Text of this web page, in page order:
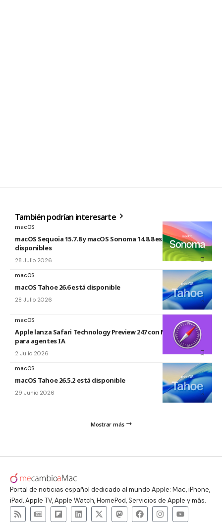
También podrían interesarte
macOS
macOS Sequoia 15.7.8 y macOS Sonoma 14.8.8 están
disponibles
28 Julio 2026
macOS
macOS Tahoe 26.6 está disponible
28 Julio 2026
macOS
Apple lanza Safari Technology Preview 247 con MCP Server
para agentes IA
2 Julio 2026
macOS
macOS Tahoe 26.5.2 está disponible
29 Junio 2026
Mostrar más
Portal de noticias español dedicado al mundo Apple: Mac, iPhone,
iPad, Apple TV, Apple Watch, HomePod, Servicios de Apple y más.